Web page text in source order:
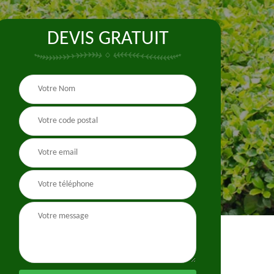
DEVIS GRATUIT